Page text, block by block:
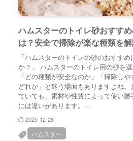
ハムスターのトイレ砂おすす
は？安全で掃除が楽な種類を
「ハムスターのトイレの砂のおすす
か？」 ハムスターのトイレ用の砂を選
「どの種類が安全なのか」「掃除し
どれか」と迷う場面もありますよね。
ていても、素材や性質によって使い勝
には違いがあります。...
2025-12-26
ハムスター